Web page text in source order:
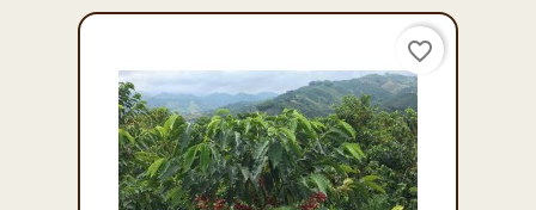
favorite_border